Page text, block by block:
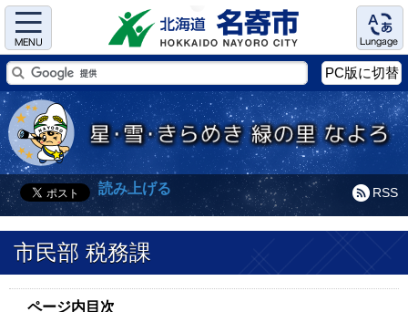
Menu Language
PC版に切替
RSS
読み上げる
市民部 税務課
ページ内目次